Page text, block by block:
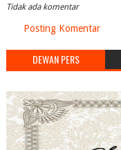
Tidak ada komentar
Posting Komentar
DEWAN PERS